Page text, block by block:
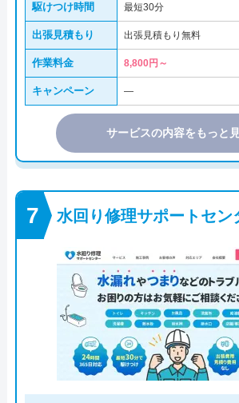
駆けつけ時間 最短30分
出張見積もり 出張見積もり無料
作業料金 8,800円～
キャンペーン ―
サービスの内容をもっと
水回り修理サポートセン